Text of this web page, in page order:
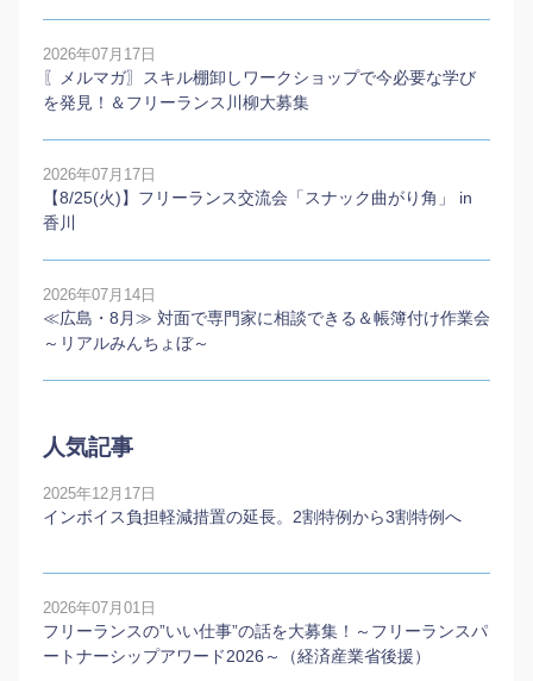
2026年07月17日
〖メルマガ〗スキル棚卸しワークショップで今必要な学び
を発見！＆フリーランス川柳大募集
2026年07月17日
【8/25(火)】フリーランス交流会「スナック曲がり角」 in
香川
2026年07月14日
≪広島・8月≫ 対面で専門家に相談できる＆帳簿付け作業会
～リアルみんちょぼ～
人気記事
2025年12月17日
インボイス負担軽減措置の延長。2割特例から3割特例へ
2026年07月01日
フリーランスの”いい仕事”の話を大募集！～フリーランスパ
ートナーシップアワード2026～（経済産業省後援）